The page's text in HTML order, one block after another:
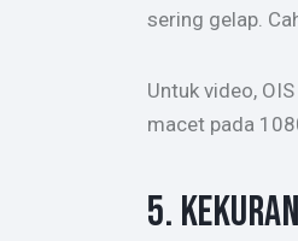
sering gelap.
Untuk video,
macet pada
5.